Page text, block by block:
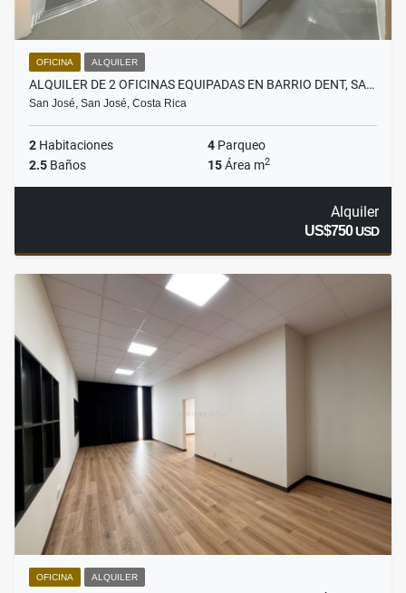
OFICINA ALQUILER
ALQUILER DE 2 OFICINAS EQUIPADAS EN BARRIO DENT, SA…
San José, San José, Costa Rica
2 Habitaciones 4 Parqueo
2.5 Baños 15Área m2
Alquiler
US$750USD
OFICINA ALQUILER